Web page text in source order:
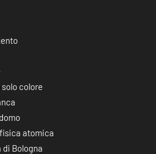
colore
atomica
di Bologna